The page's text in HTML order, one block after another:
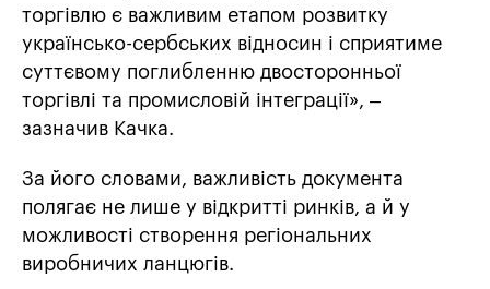
торгівлю є важливим етапом розвитку
українсько-сербських відносин і сприятиме
суттєвому поглибленню двосторонньої
торгівлі та промисловій інтеграції», –
зазначив Качка.
За його словами, важливість документа
полягає не лише у відкритті ринків, а й у
можливості створення регіональних
виробничих ланцюгів.